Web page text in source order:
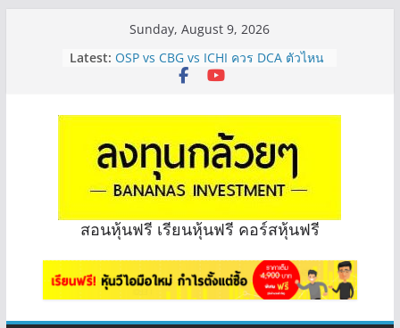
Sunday, August 9, 2026
Latest: OSP vs CBG vs ICHI ควร DCA ตัวไหน
ดี? | Q&A กล้วยๆ EP.1165
“ปันผล” | EP.175
PROSPECT REIT มือใหม่ ลงทุนได้ไหม
ครับ? | Q&A กล้วยๆ EP.1167
Hot Topic! อัปเดทงบ สื่อสาร, ค้าปลีก
ตัวไหนเหมาะถือเอาปันผล? | Hot Topic
EP.41
หุ้นซอสภูเขาทอง Sauce เหมาะถือเป็น
หุ้นปันผลไหม? | Q&A กล้วยๆ EP.1166
สอนหุ้นฟรี เรียนหุ้นฟรี คอร์สหุ้นฟรี